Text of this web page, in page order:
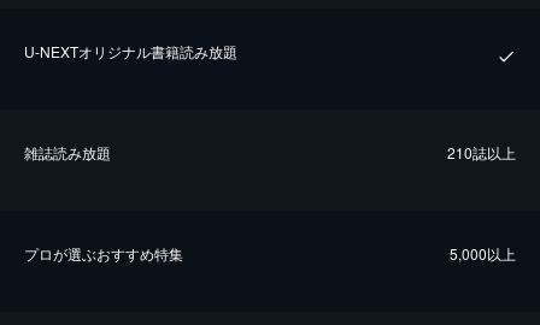
U-NEXTオリジナル書籍読み放題
雑誌読み放題 210誌以上
プロが選ぶおすすめ特集 5,000以上